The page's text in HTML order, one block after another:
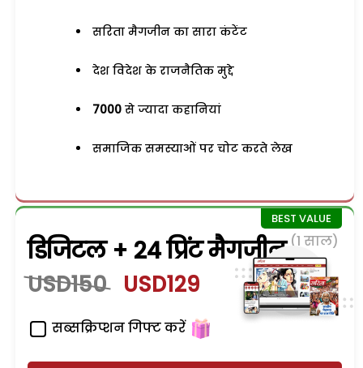
सरिता मैगजीन का सारा कंटेंट
देश विदेश के राजनैतिक मुद्दे
7000 से ज्यादा कहानियां
समाजिक समस्याओं पर चोट करते लेख
डिजिटल + 24 प्रिंट मैगजीन (1 साल)
USD150 USD129
सब्सक्रिप्शन गिफ्ट करें